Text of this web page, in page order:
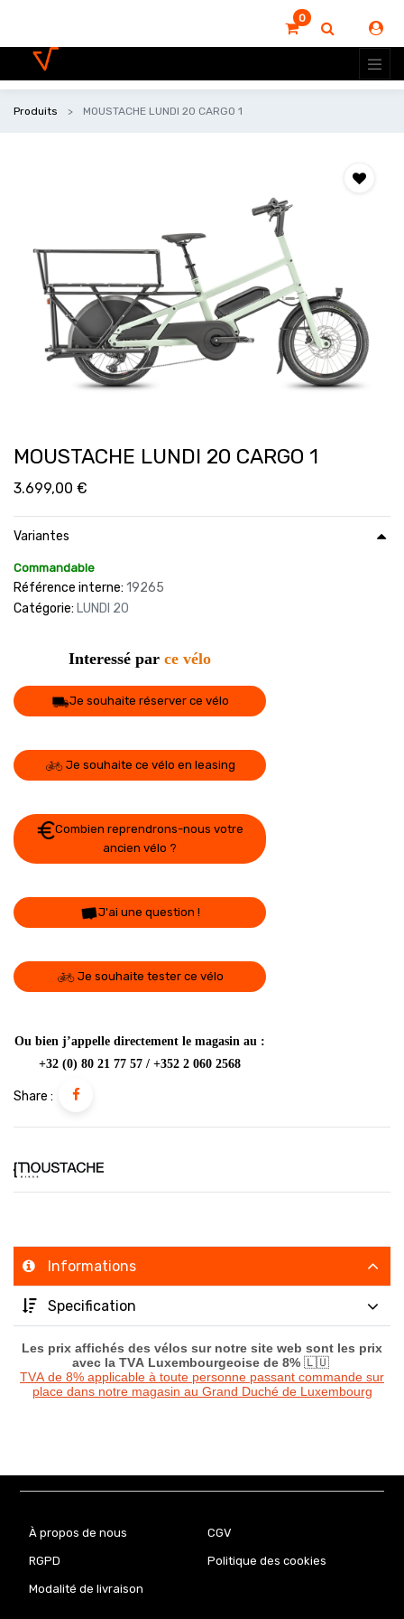
0
Produits MOUSTACHE LUNDI 20 CARGO 1
MOUSTACHE LUNDI 20 CARGO 1
3.699,00 €
Variantes
Commandable
Référence interne: 19265
Catégorie: LUNDI 20
Interessé par ce vélo
Je souhaite réserver ce vélo
Je souhaite ce vélo en leasing
Combien reprendrons-nous votre
ancien vélo ?
J'ai une question !
Je souhaite tester ce vélo
Ou bien j’appelle directement le magasin au :
+32 (0) 80 21 77 57 / +352 2 060 2568
Share :
Informations
Specification
Les prix affichés des vélos sur notre site web sont les prix
avec la TVA Luxembourgeoise de 8% 🇱🇺
TVA de 8% applicable à toute personne passant commande sur
place dans notre magasin au Grand Duché de Luxembourg
À propos de nous CGV
RGPD Politique des cookies
Modalité de livraison